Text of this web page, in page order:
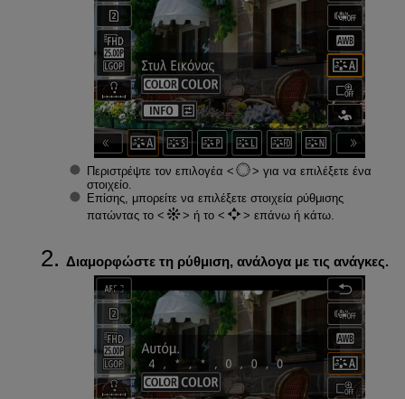
Περιστρέψτε τον επιλογέα
για να επιλέξετε ένα
στοιχείο.
Επίσης, μπορείτε να επιλέξετε στοιχεία ρύθμισης
πατώντας το
ή το επάνω ή κάτω.
Διαμορφώστε τη ρύθμιση, ανάλογα με τις ανάγκες.